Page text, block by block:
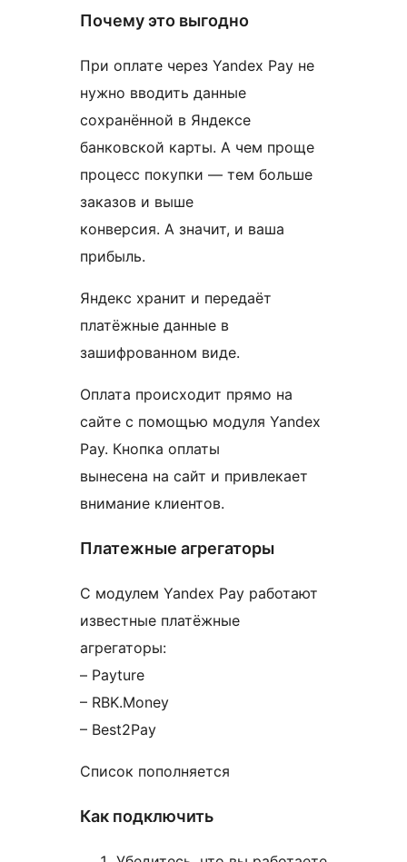
Почему это выгодно
При оплате через Yandex Pay не
нужно вводить данные
сохранённой в Яндексе
банковской карты. А чем проще
процесс покупки — тем больше
заказов и выше
конверсия. А значит, и ваша
прибыль.
Яндекс хранит и передаёт
платёжные данные в
зашифрованном виде.
Оплата происходит прямо на
сайте с помощью модуля Yandex
Pay. Кнопка оплаты
вынесена на сайт и привлекает
внимание клиентов.
Платежные агрегаторы
С модулем Yandex Pay работают
известные платёжные
агрегаторы:
– Payture
– RBK.Money
– Best2Pay
Список пополняется
Как подключить